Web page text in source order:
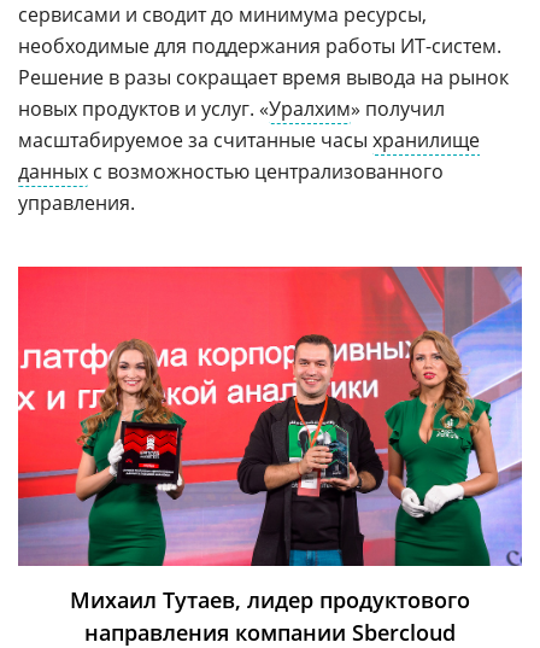
сервисами и сводит до минимума ресурсы,
необходимые для поддержания работы ИТ-систем.
Решение в разы сокращает время вывода на рынок
новых продуктов и услуг. «Уралхим» получил
масштабируемое за считанные часы хранилище
данных с возможностью централизованного
управления.
Михаил Тутаев, лидер продуктового
направления компании Sbercloud